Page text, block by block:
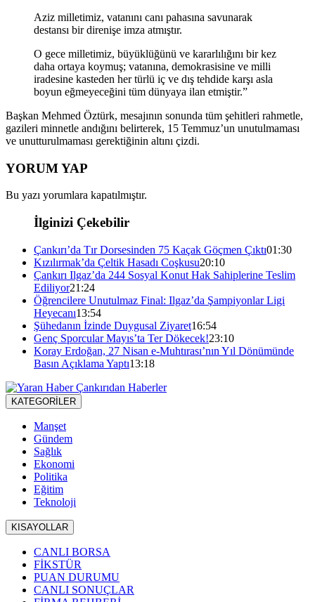
Aziz milletimiz, vatanını canı pahasına savunarak
destansı bir direnişe imza atmıştır.
O gece milletimiz, büyüklüğünü ve kararlılığını bir kez
daha ortaya koymuş; vatanına, demokrasisine ve milli
iradesine kasteden her türlü iç ve dış tehdide karşı asla
boyun eğmeyeceğini tüm dünyaya ilan etmiştir.”
Başkan Mehmed Öztürk, mesajının sonunda tüm şehitleri rahmetle,
gazileri minnetle andığını belirterek, 15 Temmuz’un unutulmaması
ve unutturulmaması gerektiğinin altını çizdi.
YORUM YAP
Bu yazı yorumlara kapatılmıştır.
İlginizi Çekebilir
Çankırı’da Tır Dorsesinden 75 Kaçak Göçmen Çıktı01:30
Kızılırmak’da Çeltik Hasadı Coşkusu20:10
Çankırı Ilgaz’da 244 Sosyal Konut Hak Sahiplerine Teslim
Ediliyor21:24
Öğrencilere Unutulmaz Final: Ilgaz’da Şampiyonlar Ligi
Heyecanı13:54
Şühedanın İzinde Duygusal Ziyaret16:54
Genç Sporcular Mayıs’ta Ter Dökecek!23:10
Koray Erdoğan, 27 Nisan e-Muhtırası’nın Yıl Dönümünde
Basın Açıklama Yaptı13:18
KATEGORİLER
Manşet
Gündem
Sağlık
Ekonomi
Politika
Eğitim
Teknoloji
KISAYOLLAR
CANLI BORSA
FİKSTÜR
PUAN DURUMU
CANLI SONUÇLAR